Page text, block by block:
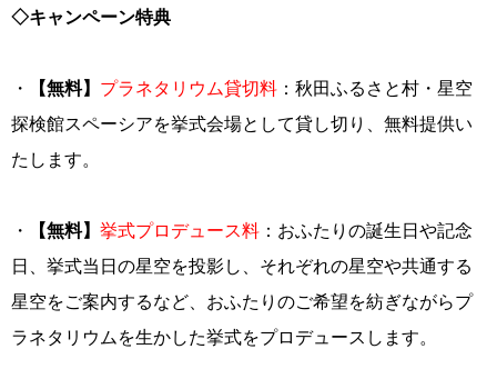
◇キャンペーン特典
・ 【無料】 プラネタリウム貸切料 ：秋田ふるさと村・星空
探検館スペーシアを挙式会場として貸し切り、無料提供い
たします。
・ 【無料】 挙式プロデュース料 ：おふたりの誕生日や記念
日、挙式当日の星空を投影し、それぞれの星空や共通する
星空をご案内するなど、おふたりのご希望を紡ぎながらプ
ラネタリウムを生かした挙式をプロデュースします。